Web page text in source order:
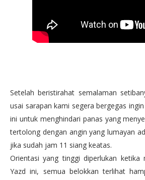
Setelah beristirahat semalaman
usai sarapan kami segera bergegas
ini untuk menghindari panas yang
tertolong dengan angin yang lumayan
jika sudah jam 11 siang keatas.
Orientasi yang tinggi diperlukan ketika
Yazd ini, semua belokkan terlihat